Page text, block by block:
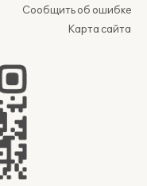
Сообщить об ошибке
Карта сайта